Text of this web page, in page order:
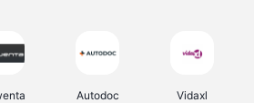
Autodoc Vidaxl